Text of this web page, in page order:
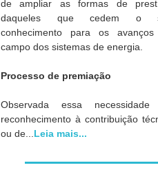
de ampliar as formas de
daqueles que cedem o
conhecimento para os
campo dos sistemas de energia.
Processo de premiação
Observada essa
reconhecimento à contribuição
ou de... Leia mais...